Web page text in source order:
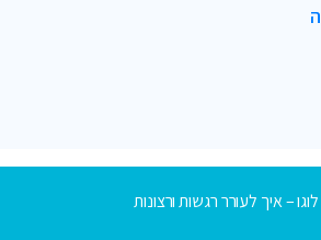
– איך לעורר רגשות ורצונות